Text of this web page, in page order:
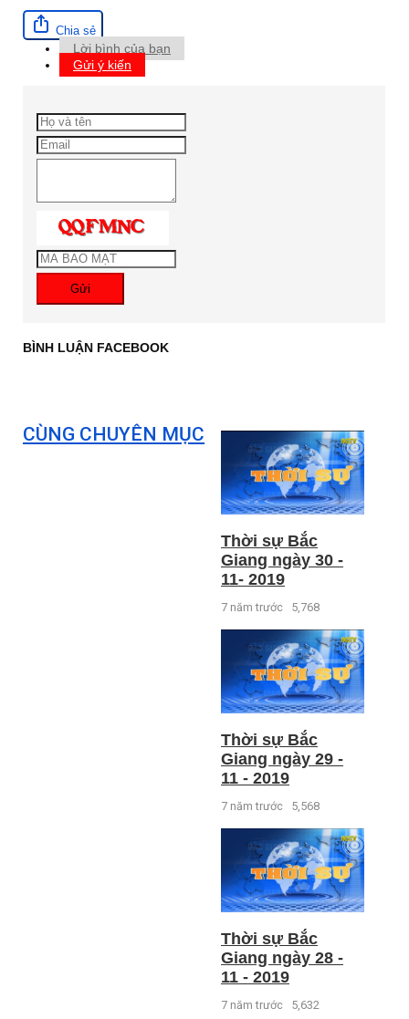
Chia sẻ
Lời bình của bạn
Gửi ý kiến
Gửi
BÌNH LUẬN FACEBOOK
CÙNG CHUYÊN MỤC
Thời sự Bắc
Giang ngày 30 -
11- 2019
7 năm trước 5,768
Thời sự Bắc
Giang ngày 29 -
11 - 2019
7 năm trước 5,568
Thời sự Bắc
Giang ngày 28 -
11 - 2019
7 năm trước 5,632